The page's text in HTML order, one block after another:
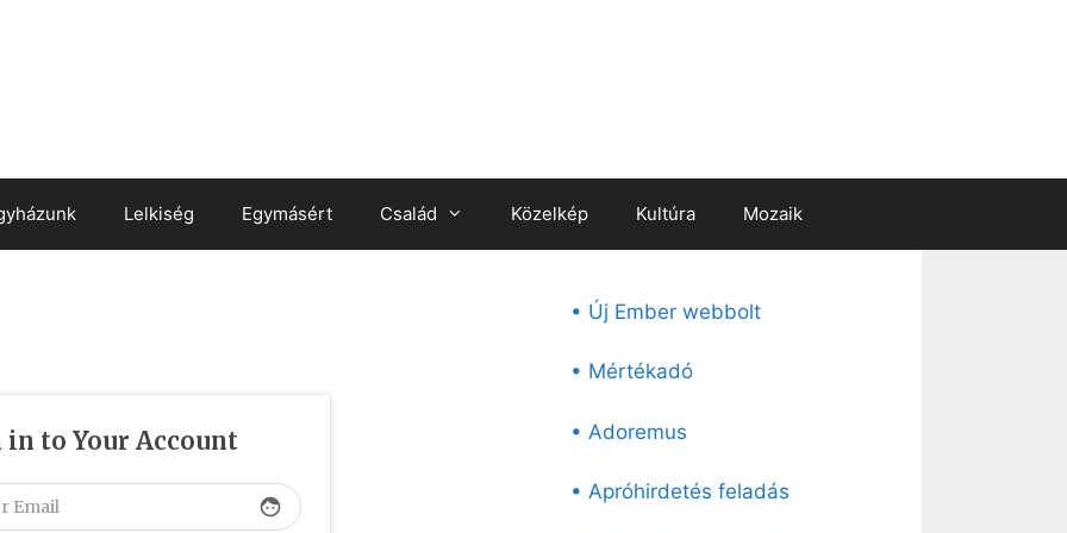
Lelkiség Egymásért Család Közelkép Kultúra Mozaik
in to Your Account
face
• Új Ember webbolt
• Mértékadó
• Adoremus
• Apróhirdetés feladás